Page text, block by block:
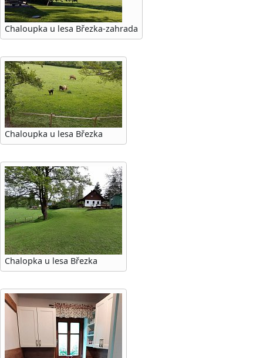
Chaloupka u lesa Březka-zahrada
Chaloupka u lesa Březka
Chalopka u lesa Březka